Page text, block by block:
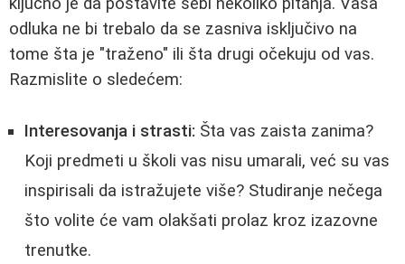
odluka ne bi trebalo da se zasniva isključivo na
tome šta je "traženo" ili šta drugi očekuju od vas.
Razmislite o sledećem:
Interesovanja i strasti: Šta vas zaista zanima?
Koji predmeti u školi vas nisu umarali, već su vas
inspirisali da istražujete više? Studiranje nečega
što volite će vam olakšati prolaz kroz izazovne
trenutke.